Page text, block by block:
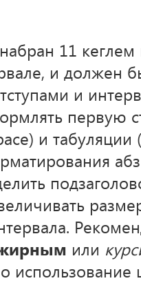
11
и должен
и
первую
и табуляции
или
использование